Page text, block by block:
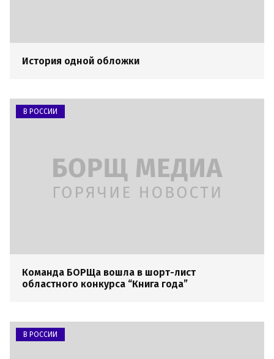
История одной обложки
В РОССИИ
Команда БОРЩа вошла в шорт-лист
областного конкурса “Книга года”
В РОССИИ